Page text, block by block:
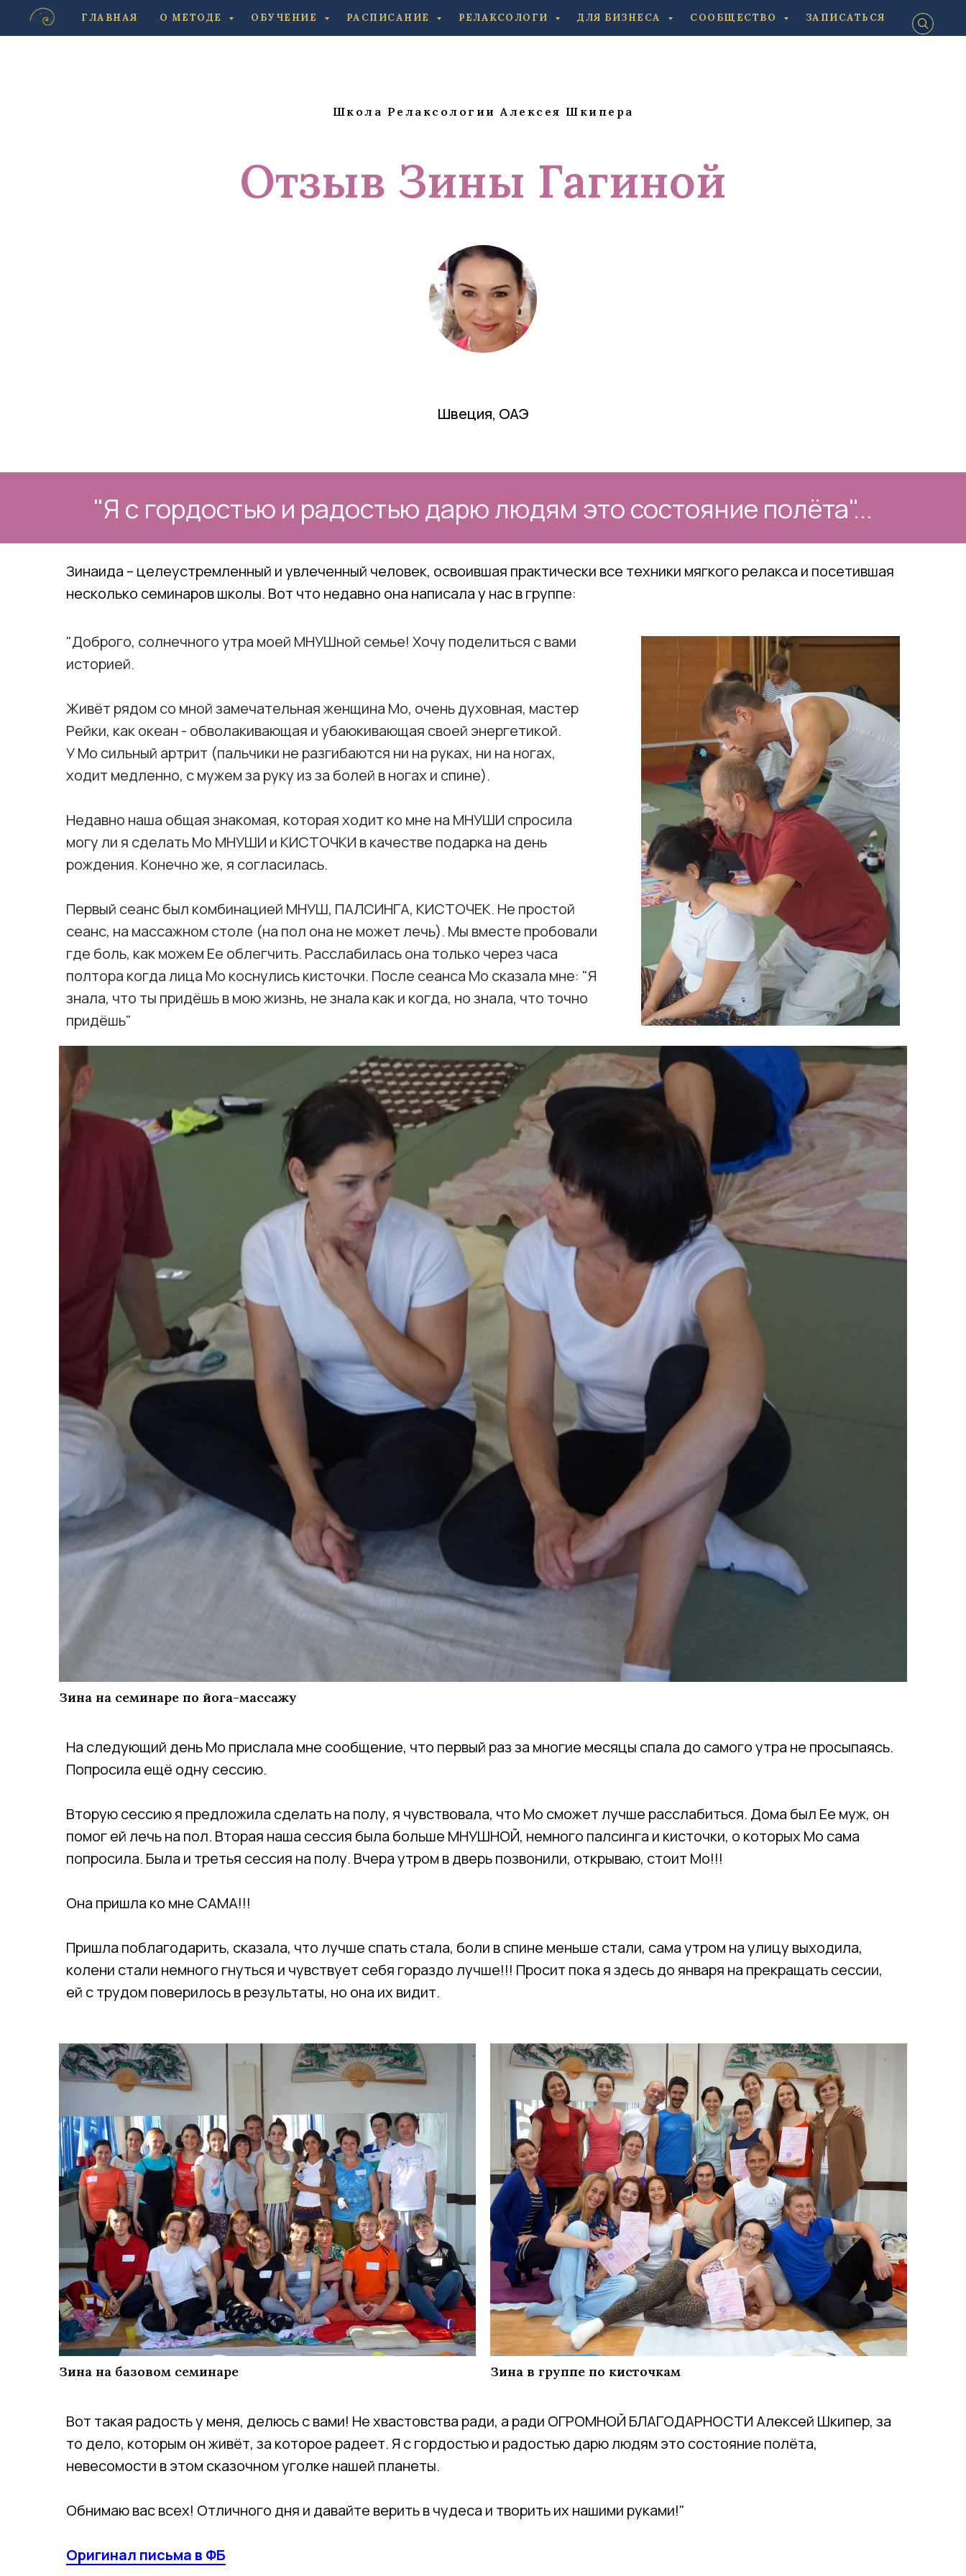
ГЛАВНАЯ О МЕТОДЕ ОБУЧЕНИЕ РАСПИСАНИЕ РЕЛАКСОЛОГИ ДЛЯ БИЗНЕСА СООБЩЕСТВО ЗАПИСАТЬСЯ
Школа Релаксологии Алексея Шкипера
Отзыв Зины Гагиной
Швеция, ОАЭ
"Я с гордостью и радостью дарю людям это состояние полёта"...
Зинаида – целеустремленный и увлеченный человек, освоившая практически все техники мягкого релакса и посетившая
несколько семинаров школы. Вот что недавно она написала у нас в группе:
"Доброго, солнечного утра моей МНУШной семье! Хочу поделиться с вами
историей.
Живёт рядом со мной замечательная женщина Мо, очень духовная, мастер
Рейки, как океан - обволакивающая и убаюкивающая своей энергетикой.
У Мо сильный артрит (пальчики не разгибаются ни на руках, ни на ногах,
ходит медленно, с мужем за руку из за болей в ногах и спине).
Недавно наша общая знакомая, которая ходит ко мне на МНУШИ спросила
могу ли я сделать Мо МНУШИ и КИСТОЧКИ в качестве подарка на день
рождения. Конечно же, я согласилась.
Первый сеанс был комбинацией МНУШ, ПАЛСИНГА, КИСТОЧЕК. Не простой
сеанс, на массажном столе (на пол она не может лечь). Мы вместе пробовали
где боль, как можем Ее облегчить. Расслабилась она только через часа
полтора когда лица Мо коснулись кисточки. После сеанса Мо сказала мне: "Я
знала, что ты придёшь в мою жизнь, не знала как и когда, но знала, что точно
придёшь"
Зина на семинаре по йога-массажу
На следующий день Мо прислала мне сообщение, что первый раз за многие месяцы спала до самого утра не просыпаясь.
Попросила ещё одну сессию.
Вторую сессию я предложила сделать на полу, я чувствовала, что Мо сможет лучше расслабиться. Дома был Ее муж, он
помог ей лечь на пол. Вторая наша сессия была больше МНУШНОЙ, немного палсинга и кисточки, о которых Мо сама
попросила. Была и третья сессия на полу. Вчера утром в дверь позвонили, открываю, стоит Мо!!!
Она пришла ко мне САМА!!!
Пришла поблагодарить, сказала, что лучше спать стала, боли в спине меньше стали, сама утром на улицу выходила,
колени стали немного гнуться и чувствует себя гораздо лучше!!! Просит пока я здесь до января на прекращать сессии,
ей с трудом поверилось в результаты, но она их видит.
Зина на базовом семинаре Зина в группе по кисточкам
Вот такая радость у меня, делюсь с вами! Не хвастовства ради, а ради ОГРОМНОЙ БЛАГОДАРНОСТИ Алексей Шкипер, за
то дело, которым он живёт, за которое радеет. Я с гордостью и радостью дарю людям это состояние полёта,
невесомости в этом сказочном уголке нашей планеты.
Обнимаю вас всех! Отличного дня и давайте верить в чудеса и творить их нашими руками!"
Оригинал письма в ФБ